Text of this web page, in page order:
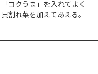
コクうま」を入れてよく
割れ菜を加えてあえる。